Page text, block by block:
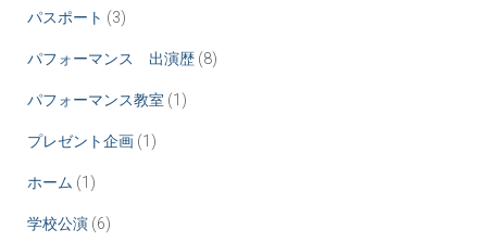
パスポート (3)
パフォーマンス 出演歴 (8)
パフォーマンス教室 (1)
プレゼント企画 (1)
ホーム (1)
学校公演 (6)